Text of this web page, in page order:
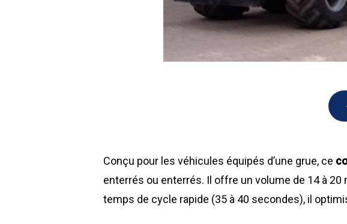
Conçu pour les véhicules équipés d’une grue, ce
enterrés ou enterrés. Il offre un volume de 14 à 20
temps de cycle rapide (35 à 40 secondes), il